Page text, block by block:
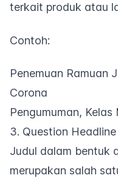
terkait produk atau
Contoh:
Penemuan Ramuan
Corona
Pengumuman,
3. Question Headline
Judul dalam bentuk
merupakan salah